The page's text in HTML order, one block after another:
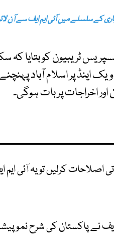
کے سلسلے میں آئی ایم ایف سے آن
ٹریبیون کو بتایا
اینڈ پر اسلام آباد
اخراجات پر بات ہوگی۔
اصلاحات کرلیں تو یہ آئی ایم
پاکستان کی شرح نمو پیشگوئی 3 فیصد سے کم کر کے 2.6